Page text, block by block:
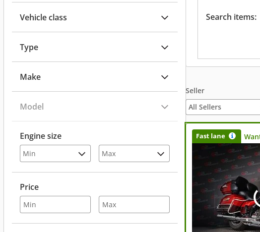
Vehicle class
Type
Make
Model
Engine size
Price
Search items:
Seller
All Sellers
Fast lane